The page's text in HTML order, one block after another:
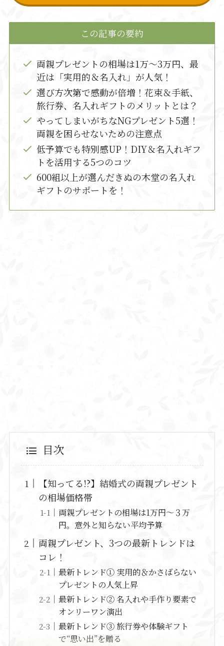
この記事の要約
両親プレゼントの相場は1万～3万円、最
近は「実用的＆名入れ」が人気！
選び方次第で感動が倍増！花束＆手紙、
旅行券、名入れギフトのメリットとは？
やってしまいがちなNGプレゼント5選！
両親を困らせないための注意点
低予算でも特別感UP！DIY＆名入れギフ
トを活用する5つのコツ
600組以上が選んだきぬの木堂の名入れ
ギフトのサポートを！
目次
【知ってる!?】結婚式の両親プレゼント
の相場価格帯
両親プレゼントの相場は1万円～３万
円。意外と知らない平均予算
両親プレゼント、3つの最新トレンドは
コレ！
最新トレンド① 実用的＆かさばらない
プレゼントの人気上昇
最新トレンド② 名入れや手作り要素で
オンリーワン演出
最新トレンド③ 旅行券や体験ギフト
で“思い出”を贈る